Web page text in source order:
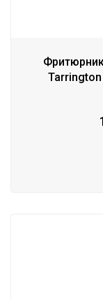
Tarrington